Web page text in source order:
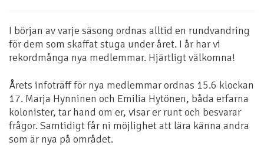
I början av varje säsong ordnas alltid en rundvandring
för dem som skaffat stuga under året. I år har vi
rekordmånga nya medlemmar. Hjärtligt välkomna!
Årets infoträff för nya medlemmar ordnas 15.6 klockan
17. Marja Hynninen och Emilia Hytönen, båda erfarna
kolonister, tar hand om er, visar er runt och besvarar
frågor. Samtidigt får ni möjlighet att lära känna andra
som är nya på området.